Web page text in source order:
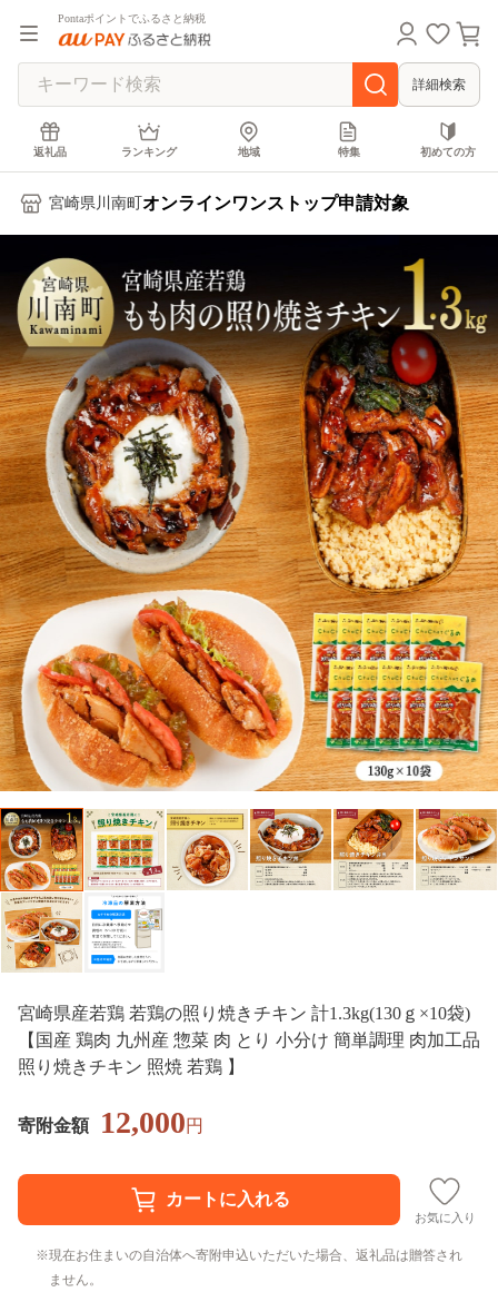
Pontaポイントでふるさと納税
詳細検索
返礼品 ランキング 地域 特集 初めての方
宮崎県川南町 オンラインワンストップ申請対象
宮崎県産若鶏 若鶏の照り焼きチキン 計1.3kg(130ｇ×10袋)
【国産 鶏肉 九州産 惣菜 肉 とり 小分け 簡単調理 肉加工品
照り焼きチキン 照焼 若鶏 】
寄附金額 12,000円
お気に入り
現在お住まいの自治体へ寄附申込いただいた場合、返礼品は贈答され
ません。